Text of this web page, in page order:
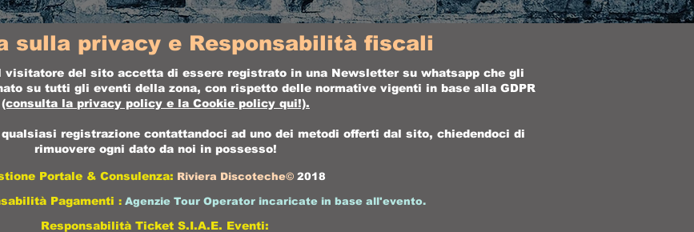
sulla privacy e Responsabilità fiscali
del sito accetta di essere registrato in una Newsletter su whatsapp che gli
su tutti gli eventi della zona, con rispetto delle normative vigenti in base alla GDPR
(consulta la privacy policy e la Cookie policy qui!).
registrazione contattandoci ad uno dei metodi offerti dal sito, chiedendoci di
rimuovere ogni dato da noi in possesso!
Portale & Consulenza: Riviera Discoteche© 2018
Pagamenti : Agenzie Tour Operator incaricate in base all'evento.
Responsabilità Ticket S.I.A.E. Eventi: